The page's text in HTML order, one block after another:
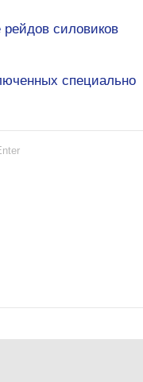
силовиков
специально